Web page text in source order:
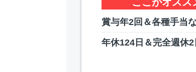
賞与年2回＆各種手当
年休124日＆完全週休